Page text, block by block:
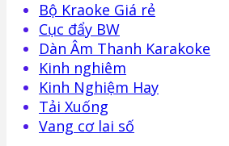
Bộ Kraoke Giá rẻ
Cục đẩy BW
Dàn Âm Thanh Karakoke
Kinh nghiêm
Kinh Nghiệm Hay
Tải Xuống
Vang cơ lai số